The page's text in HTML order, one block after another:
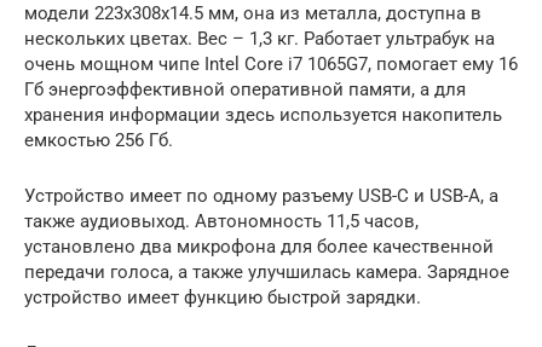
модели 223x308x14.5 мм, она из металла, доступна в
нескольких цветах. Вес – 1,3 кг. Работает ультрабук на
очень мощном чипе Intel Core i7 1065G7, помогает ему 16
Гб энергоэффективной оперативной памяти, а для
хранения информации здесь используется накопитель
емкостью 256 Гб.
Устройство имеет по одному разъему USB-C и USB-A, а
также аудиовыход. Автономность 11,5 часов,
установлено два микрофона для более качественной
передачи голоса, а также улучшилась камера. Зарядное
устройство имеет функцию быстрой зарядки.